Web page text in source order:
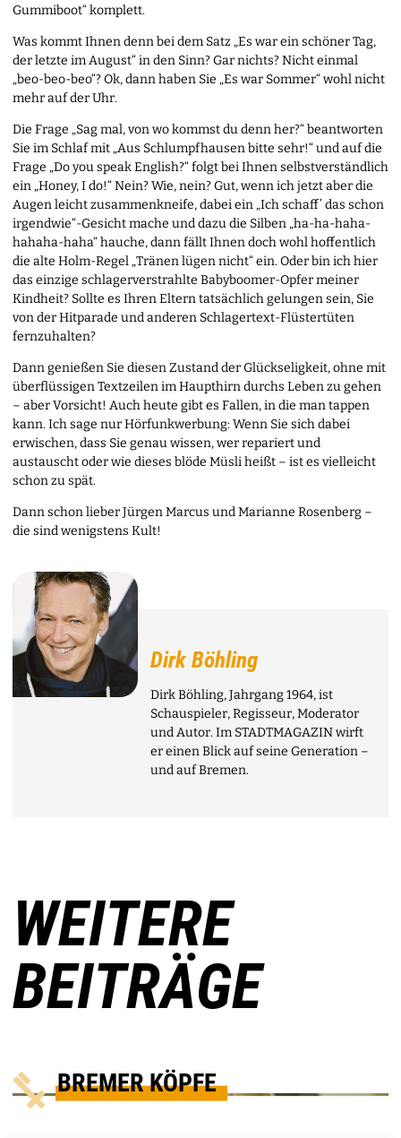
Gummiboot“ komplett.
Was kommt Ihnen denn bei dem Satz „Es war ein schöner Tag,
der letzte im August“ in den Sinn? Gar nichts? Nicht einmal
„beo-beo-beo“? Ok, dann haben Sie „Es war Sommer“ wohl nicht
mehr auf der Uhr.
Die Frage „Sag mal, von wo kommst du denn her?“ beantworten
Sie im Schlaf mit „Aus Schlumpfhausen bitte sehr!“ und auf die
Frage „Do you speak English?“ folgt bei Ihnen selbstverständlich
ein „Honey, I do!“ Nein? Wie, nein? Gut, wenn ich jetzt aber die
Augen leicht zusammenkneife, dabei ein „Ich schaff’ das schon
irgendwie“-Gesicht mache und dazu die Silben „ha-ha-haha-
hahaha-haha“ hauche, dann fällt Ihnen doch wohl hoffentlich
die alte Holm-Regel „Tränen lügen nicht“ ein. Oder bin ich hier
das einzige schlagerverstrahlte Babyboomer-Opfer meiner
Kindheit? Sollte es Ihren Eltern tatsächlich gelungen sein, Sie
von der Hitparade und anderen Schlagertext-Flüstertüten
fernzuhalten?
Dann genießen Sie diesen Zustand der Glückseligkeit, ohne mit
überflüssigen Textzeilen im Haupthirn durchs Leben zu gehen
– aber Vorsicht! Auch heute gibt es Fallen, in die man tappen
kann. Ich sage nur Hörfunkwerbung: Wenn Sie sich dabei
erwischen, dass Sie genau wissen, wer repariert und
austauscht oder wie dieses blöde Müsli heißt – ist es vielleicht
schon zu spät.
Dann schon lieber Jürgen Marcus und Marianne Rosenberg –
die sind wenigstens Kult!
Dirk Böhling
Dirk Böhling, Jahrgang 1964, ist
Schauspieler, Regisseur, Moderator
und Autor. Im STADTMAGAZIN wirft
er einen Blick auf seine Generation –
und auf Bremen.
WEITERE
BEITRÄGE
BREMER KÖPFE